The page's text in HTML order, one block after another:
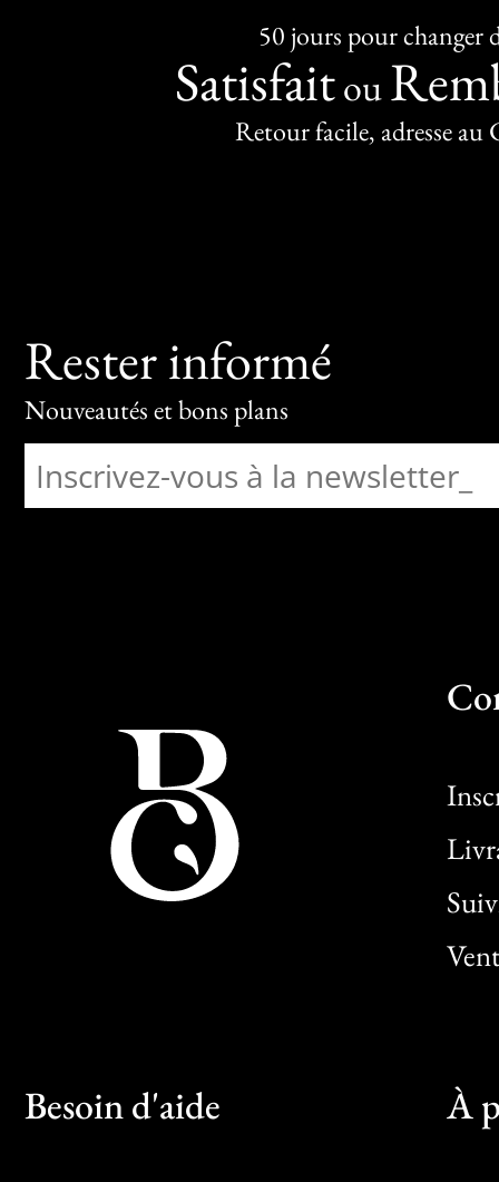
50 jours pour changer
Satisfaitou
Retour facile, adresse au
Rester informé
Nouveautés et bons plans
Besoin d'aide À